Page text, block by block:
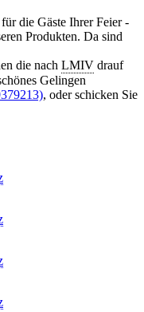
die Gäste Ihrer Feier -
Produkten. Da sind
die nach LMIV drauf
Gelingen
, oder schicken Sie